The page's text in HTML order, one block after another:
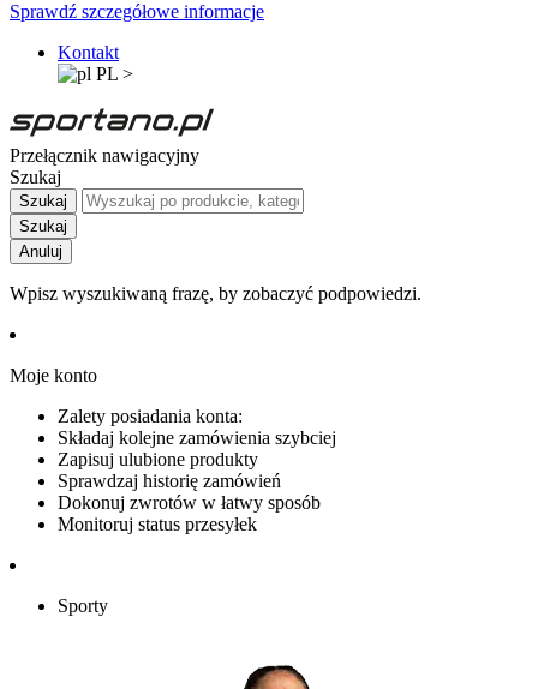
Sprawdź szczegółowe informacje
Kontakt
PL >
Przełącznik nawigacyjny
Szukaj
Szukaj
Szukaj
Anuluj
Wpisz wyszukiwaną frazę, by zobaczyć podpowiedzi.
Moje konto
Zalety posiadania konta:
Składaj kolejne zamówienia szybciej
Zapisuj ulubione produkty
Sprawdzaj historię zamówień
Dokonuj zwrotów w łatwy sposób
Monitoruj status przesyłek
Sporty